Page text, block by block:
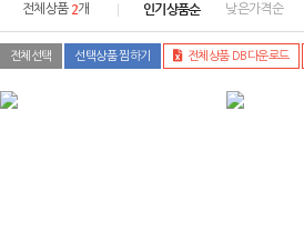
전체상품 2개 인기상품순 낮은가격순
전체선택 선택상품 찜하기 전체상품 DB다운로드